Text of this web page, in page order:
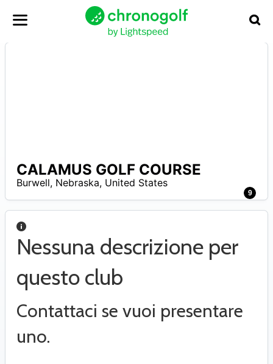
9
CALAMUS GOLF COURSE
Burwell, Nebraska, United States
Nessuna descrizione per
questo club
Contattaci se vuoi presentare
uno.